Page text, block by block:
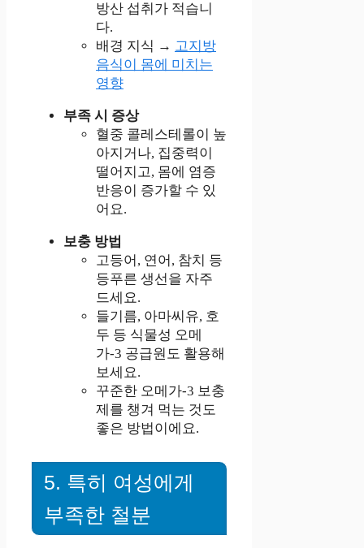
방산 섭취가 적습니
다.
배경 지식 → 고지방
음식이 몸에 미치는
영향
부족 시 증상
혈중 콜레스테롤이 높
아지거나, 집중력이
떨어지고, 몸에 염증
반응이 증가할 수 있
어요.
보충 방법
고등어, 연어, 참치 등
등푸른 생선을 자주
드세요.
들기름, 아마씨유, 호
두 등 식물성 오메
가-3 공급원도 활용해
보세요.
꾸준한 오메가-3 보충
제를 챙겨 먹는 것도
좋은 방법이에요.
5. 특히 여성에게
부족한 철분